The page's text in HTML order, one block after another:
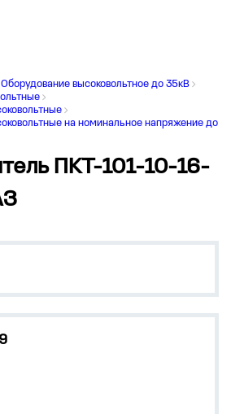
Оборудование высоковольтное до 35кВ
на номинальное напряжение до
ПКТ-101-10-16-